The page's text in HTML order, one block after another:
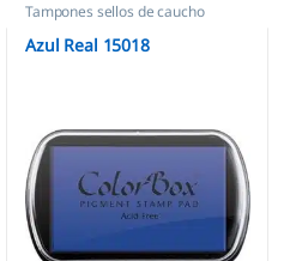
Tampones sellos de caucho
Azul Real 15018